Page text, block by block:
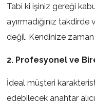
Tabi ki işiniz gereği
ayırmadığınız
değil. Kendinize
2. Profesyonel ve
İdeal müşteri
edebilecek anahtar